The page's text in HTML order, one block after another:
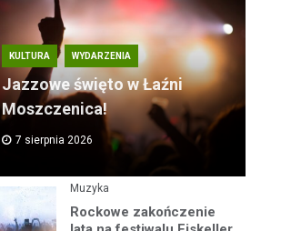
KULTURA WYDARZENIA
Jazzowe święto w Łaźni
Moszczenica!
7 sierpnia 2026
Muzyka
Rockowe zakończenie